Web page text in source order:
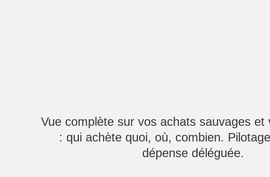
Vue complète sur vos achats sauvages et
: qui achète quoi, où, combien.
dépense déléguée.